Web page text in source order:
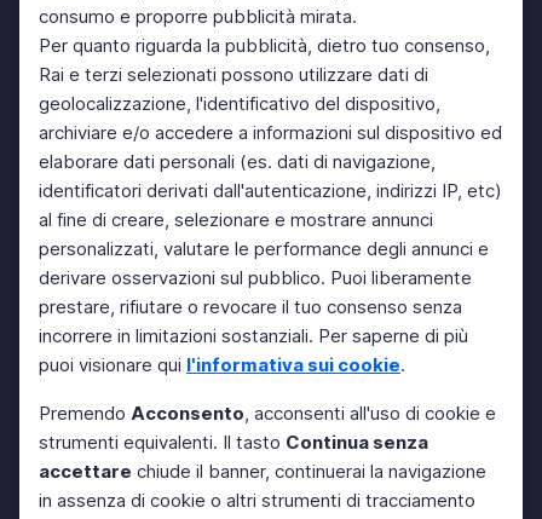
consumo e proporre pubblicità mirata.
Per quanto riguarda la pubblicità, dietro tuo consenso,
Rai e terzi selezionati possono utilizzare dati di
geolocalizzazione, l'identificativo del dispositivo,
archiviare e/o accedere a informazioni sul dispositivo ed
elaborare dati personali (es. dati di navigazione,
identificatori derivati dall'autenticazione, indirizzi IP, etc)
al fine di creare, selezionare e mostrare annunci
personalizzati, valutare le performance degli annunci e
derivare osservazioni sul pubblico. Puoi liberamente
prestare, rifiutare o revocare il tuo consenso senza
incorrere in limitazioni sostanziali. Per saperne di più
puoi visionare qui l'informativa sui cookie.
Premendo Acconsento, acconsenti all'uso di cookie e
strumenti equivalenti. Il tasto Continua senza
accettare chiude il banner, continuerai la navigazione
in assenza di cookie o altri strumenti di tracciamento